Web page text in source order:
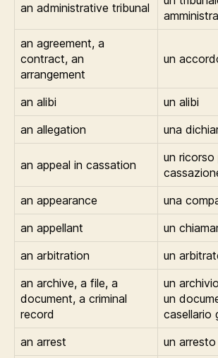
an administrative tribunal
an agreement, a
contract, an
arrangement
un
an alibi
un alibi
an allegation
una
an appeal in cassation
un ricorso
an appearance
una
an appellant
un
an arbitration
un
an archive, a file, a
document, a criminal
record
un
un
casellario
an arrest
un arresto